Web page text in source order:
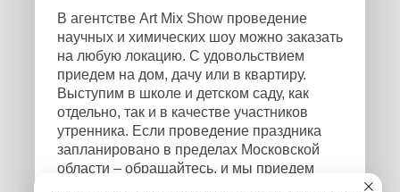
В агентстве Art Mix Show проведение
научных и химических шоу можно заказать
на любую локацию. С удовольствием
приедем на дом, дачу или в квартиру.
Выступим в школе и детском саду, как
отдельно, так и в качестве участников
утренника. Если проведение праздника
запланировано в пределах Московской
области – обращайтесь, и мы приедем